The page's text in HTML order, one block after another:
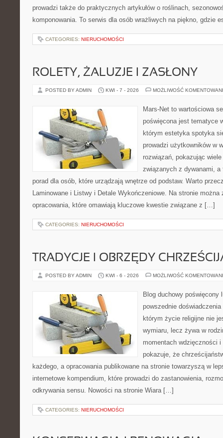
prowadzi także do praktycznych artykułów o roślinach,
komponowania. To serwis dla osób wrażliwych na piękno, gdzie
CATEGORIES: NIERUCHOMOŚCI
ROLETY, ŻALUZJE I ZASŁONY
POSTED BY ADMIN KWI - 7 - 2026 MOŻLIWOŚĆ
Mars-Net to wartościowa
poświęcona jest tematyce
którym estetyka spotyka
prowadzi użytkowników w
rozwiązań, pokazując
związanych z dywanami,
porad dla osób, które urządzają wnętrze od podstaw. Warto
Laminowane i Listwy i Detale Wykończeniowe. Na stronie można
opracowania, które omawiają kluczowe kwestie związane z […]
CATEGORIES: NIERUCHOMOŚCI
TRADYCJE I OBRZĘDY
POSTED BY ADMIN KWI - 6 - 2026 MOŻLIWOŚĆ
Blog duchowy poświęcony
powszednie
którym życie religijne nie
wymiaru, lecz żywa w
momentach wdzięczności
pokazuje, że
każdego, a opracowania publikowane na stronie towarzyszą w
internetowe kompendium, które prowadzi do zastanowienia,
odkrywania sensu. Nowości na stronie Wiara […]
CATEGORIES: NIERUCHOMOŚCI